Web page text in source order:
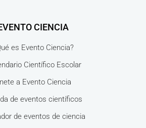
CIENCIA
es Evento Ciencia?
Científico Escolar
a Evento Ciencia
de eventos científicos
de eventos de ciencia